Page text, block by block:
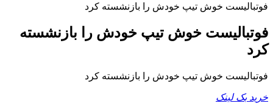
فوتبالیست خوش تیپ خودش را بازنشسته کرد
فوتبالیست خوش تیپ خودش را بازنشسته
کرد
فوتبالیست خوش تیپ خودش را بازنشسته کرد
خرید بک لینک